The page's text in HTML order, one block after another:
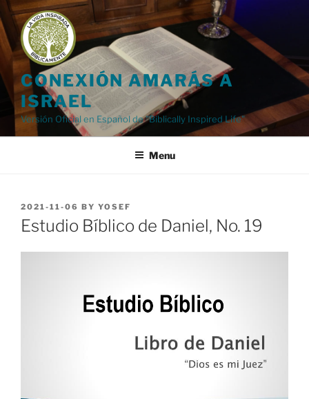
Skip
to
content
CONEXIÓN AMARÁS A
ISRAEL
Versión Oficial en Español de "Biblically Inspired Life"
Menu
POSTED
ON
2021-11-06 BY YOSEF
Estudio Bíblico de Daniel, No. 19